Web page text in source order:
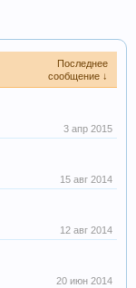
Последнее
сообщение ↓
3 апр 2015
15 авг 2014
12 авг 2014
20 июн 2014